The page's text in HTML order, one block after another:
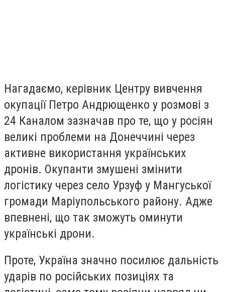
Нагадаємо, керівник Центру вивчення
окупації Петро Андрющенко у розмові з
24 Каналом зазначав про те, що у росіян
великі проблеми на Донеччині через
активне використання українських
дронів. Окупанти змушені змінити
логістику через село Урзуф у Мангуської
громади Маріупольського району. Адже
впевнені, що так зможуть оминути
українські дрони.
Проте, Україна значно посилює дальність
ударів по російських позиціях та